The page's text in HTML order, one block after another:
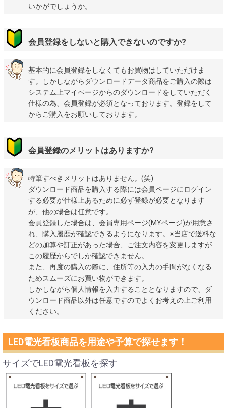
いかがでしょうか。
会員登録をしないと購入できないのですか?
基本的に会員登録をしなくてもお買物はしていただけま
す。しかしながらダウンロードデータ商品をご購入の際は
システム上マイページからのダウンロードをしていただく
仕様の為、会員登録が必須となっております。登録をして
からご購入をお願いしております。
会員登録のメリットはありますか?
特筆すべきメリットはありません。(笑)
ダウンロード商品を購入する際には会員ページにログイン
する必要が仕様上あるために必ず登録が必要となります
が、他の場合は任意です。
会員登録した場合は、会員専用ページ(MYページ)が用意さ
れ、購入履歴が確認できるようになります。※当店で送料な
どの加算や訂正があった場合、ご注文内容を変更しますが
この履歴からでしか確認できません。
また、再度の購入の際に、住所等の入力の手間がなくなる
ためスムーズにお買い物ができます。
しかしながら個人情報を入力することとなりますので、ダ
ウンロード商品以外は任意ですのでよくお考えの上ご利用
ください。
LED電光看板商品を用途や予算で探せます！
サイズでLED電光看板を探す